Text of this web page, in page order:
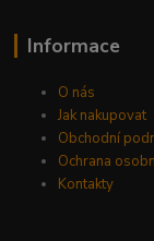
Informace
O nás
Jak nakupovat
Obchodní
Ochrana
Kontakty